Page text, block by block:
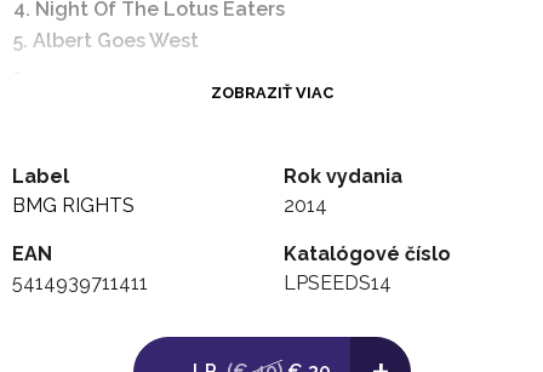
4. Night Of The Lotus Eaters
5. Albert Goes West
2. Hold On To Yourself
3. Lie Down Here (& Be My Girl)
5. Midnight Man
.
ZOBRAZIŤ VIAC
Label
BMG RIGHTS
Rok vydania
2014
EAN
5414939711411
Katalógové číslo
LPSEEDS14